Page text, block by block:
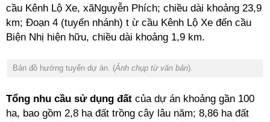
cầu Kênh Lộ Xe, xãNguyễn Phích; chiều dài khoảng 23,9
km; Đoạn 4 (tuyến nhánh) t ừ cầu Kênh Lộ Xe đến cầu
Biện Nhị hiện hữu, chiều dài khoảng 1,9 km.
Bản đồ hướng tuyến dự án. (Ảnh chụp từ văn bản).
Tổng nhu cầu sử dụng đất của dự án khoảng gần 100
ha, bao gồm 2,8 ha đất trồng cây lâu năm; 8,86 ha đất